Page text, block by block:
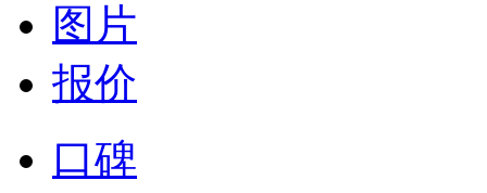
图片
报价
口碑